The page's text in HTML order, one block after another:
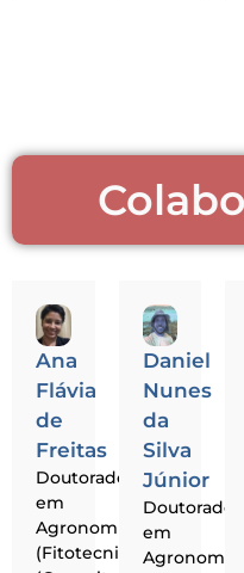
Ana
Flávia
de
Freitas
Doutorado
em
Agronomia
(Fitotecnia)
Daniel
Nunes
da
Silva
Júnior
Doutorado
em
Agronomia